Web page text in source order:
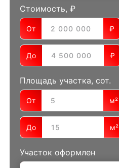
Стоимость, ₽
От ₽
До ₽
Площадь участка, сот.
От м²
До м²
Участок оформлен